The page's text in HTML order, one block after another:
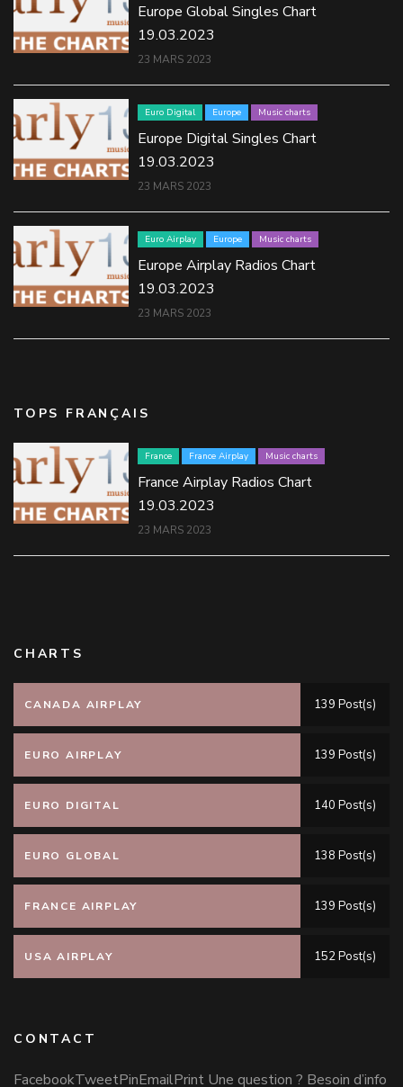
Europe Global Singles Chart
19.03.2023
23 MARS 2023
Euro Digital Europe Music charts
Europe Digital Singles Chart
19.03.2023
23 MARS 2023
Euro Airplay Europe Music charts
Europe Airplay Radios Chart
19.03.2023
23 MARS 2023
TOPS FRANÇAIS
France France Airplay Music charts
France Airplay Radios Chart
19.03.2023
23 MARS 2023
CHARTS
CANADA AIRPLAY 139 Post(s)
EURO AIRPLAY 139 Post(s)
EURO DIGITAL 140 Post(s)
EURO GLOBAL 138 Post(s)
FRANCE AIRPLAY 139 Post(s)
USA AIRPLAY 152 Post(s)
CONTACT
FacebookTweetPinEmailPrint Une question ? Besoin d’info